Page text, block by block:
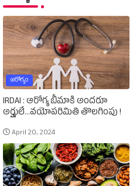
ఆరోగ్యం
IRDAI : ఆరోగ్య బీమాకి అందరూ
అర్హులే...వయోపరిమితి తొలగింపు !
April 20, 2024